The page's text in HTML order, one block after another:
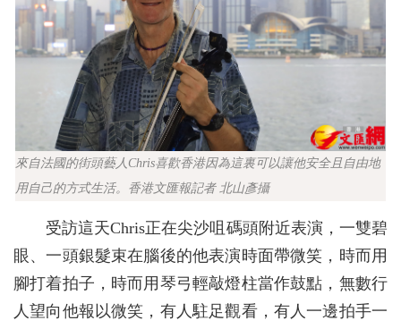
來自法國的街頭藝人Chris喜歡香港因為這裏可以讓他安全且自由地
用自己的方式生活。香港文匯報記者 北山彥攝
受訪這天Chris正在尖沙咀碼頭附近表演，一雙碧
眼、一頭銀髮束在腦後的他表演時面帶微笑，時而用
腳打着拍子，時而用琴弓輕敲燈柱當作鼓點，無數行
人望向他報以微笑，有人駐足觀看，有人一邊拍手一